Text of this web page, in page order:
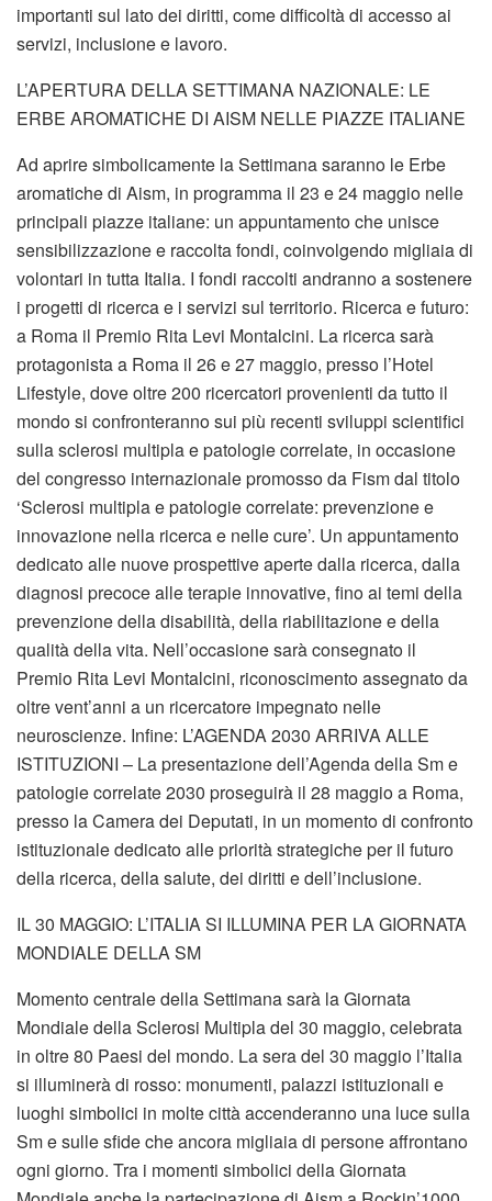
importanti sul lato dei diritti, come difficoltà di accesso ai
servizi, inclusione e lavoro.
L’APERTURA DELLA SETTIMANA NAZIONALE: LE
ERBE AROMATICHE DI AISM NELLE PIAZZE ITALIANE
Ad aprire simbolicamente la Settimana saranno le Erbe
aromatiche di Aism, in programma il 23 e 24 maggio nelle
principali piazze italiane: un appuntamento che unisce
sensibilizzazione e raccolta fondi, coinvolgendo migliaia di
volontari in tutta Italia. I fondi raccolti andranno a sostenere
i progetti di ricerca e i servizi sul territorio. Ricerca e futuro:
a Roma il Premio Rita Levi Montalcini. La ricerca sarà
protagonista a Roma il 26 e 27 maggio, presso l’Hotel
Lifestyle, dove oltre 200 ricercatori provenienti da tutto il
mondo si confronteranno sui più recenti sviluppi scientifici
sulla sclerosi multipla e patologie correlate, in occasione
del congresso internazionale promosso da Fism dal titolo
‘Sclerosi multipla e patologie correlate: prevenzione e
innovazione nella ricerca e nelle cure’. Un appuntamento
dedicato alle nuove prospettive aperte dalla ricerca, dalla
diagnosi precoce alle terapie innovative, fino ai temi della
prevenzione della disabilità, della riabilitazione e della
qualità della vita. Nell’occasione sarà consegnato il
Premio Rita Levi Montalcini, riconoscimento assegnato da
oltre vent’anni a un ricercatore impegnato nelle
neuroscienze. Infine: L’AGENDA 2030 ARRIVA ALLE
ISTITUZIONI – La presentazione dell’Agenda della Sm e
patologie correlate 2030 proseguirà il 28 maggio a Roma,
presso la Camera dei Deputati, in un momento di confronto
istituzionale dedicato alle priorità strategiche per il futuro
della ricerca, della salute, dei diritti e dell’inclusione.
IL 30 MAGGIO: L’ITALIA SI ILLUMINA PER LA GIORNATA
MONDIALE DELLA SM
Momento centrale della Settimana sarà la Giornata
Mondiale della Sclerosi Multipla del 30 maggio, celebrata
in oltre 80 Paesi del mondo. La sera del 30 maggio l’Italia
si illuminerà di rosso: monumenti, palazzi istituzionali e
luoghi simbolici in molte città accenderanno una luce sulla
Sm e sulle sfide che ancora migliaia di persone affrontano
ogni giorno. Tra i momenti simbolici della Giornata